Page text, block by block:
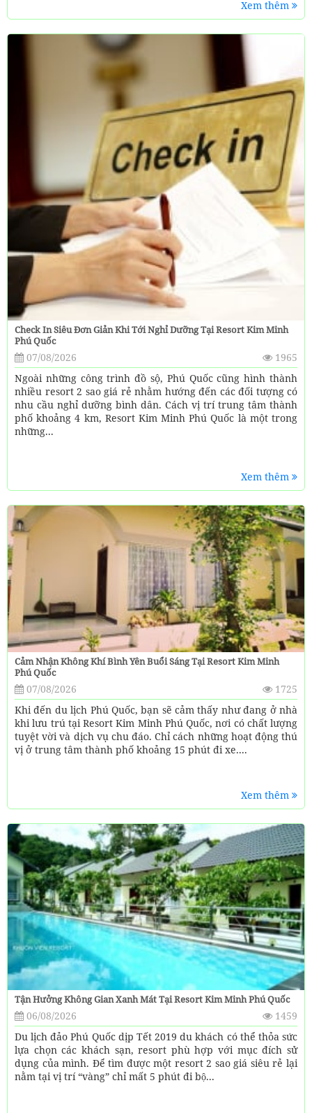
Xem thêm
Check In Siêu Đơn Giản Khi Tới Nghỉ Dưỡng Tại Resort Kim Minh
Phú Quốc
07/08/2026
1965
Ngoài những công trình đồ sộ, Phú Quốc cũng hình thành
nhiều resort 2 sao giá rẻ nhằm hướng đến các đối tượng có
nhu cầu nghỉ dưỡng bình dân. Cách vị trí trung tâm thành
phố khoảng 4 km, Resort Kim Minh Phú Quốc là một trong
những...
Xem thêm
Cảm Nhận Không Khí Bình Yên Buổi Sáng Tại Resort Kim Minh
Phú Quốc
07/08/2026
1725
Khi đến du lịch Phú Quốc, bạn sẽ cảm thấy như đang ở nhà
khi lưu trú tại Resort Kim Minh Phú Quốc, nơi có chất lượng
tuyệt vời và dịch vụ chu đáo. Chỉ cách những hoạt động thú
vị ở trung tâm thành phố khoảng 15 phút đi xe....
Xem thêm
Tận Hưởng Không Gian Xanh Mát Tại Resort Kim Minh Phú Quốc
06/08/2026
1459
Du lịch đảo Phú Quốc dịp Tết 2019 du khách có thể thỏa sức
lựa chọn các khách sạn, resort phù hợp với mục đích sử
dụng của mình. Để tìm được một resort 2 sao giá siêu rẻ lại
nằm tại vị trí “vàng” chỉ mất 5 phút đi bộ...